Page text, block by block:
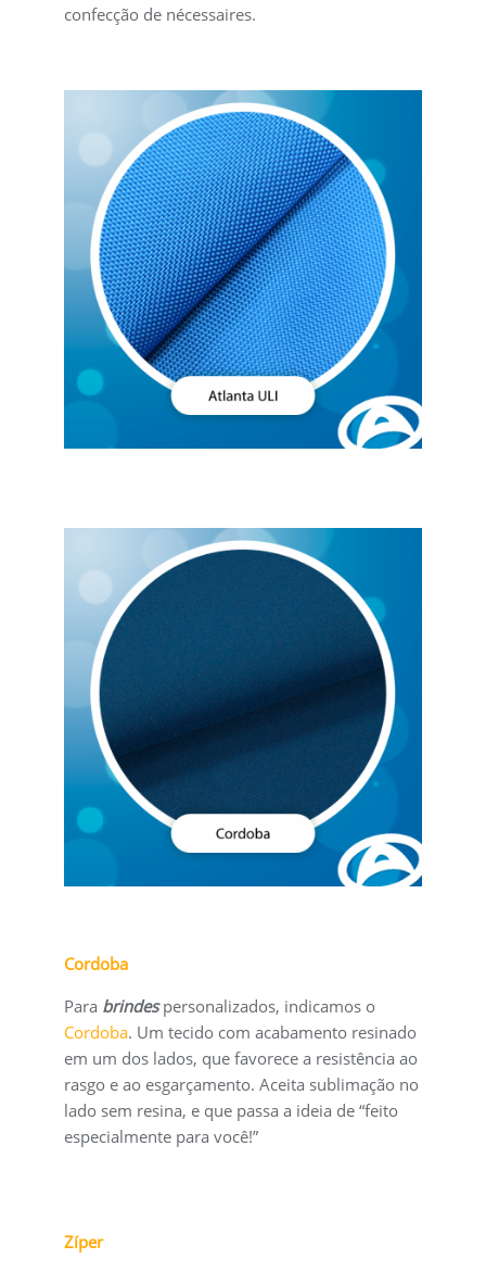
confecção de nécessaires.
Cordoba
Para brindespersonalizados, indicamos o
Cordoba. Um tecido com acabamento resinado
em um dos lados, que favorece a resistência ao
rasgo e ao esgarçamento. Aceita sublimação no
lado sem resina, e que passa a ideia de “feito
especialmente para você!”
Zíper